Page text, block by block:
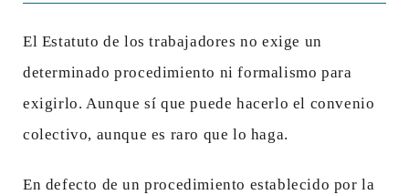
El Estatuto de los trabajadores no exige un
determinado procedimiento ni formalismo para
exigirlo. Aunque sí que puede hacerlo el convenio
colectivo, aunque es raro que lo haga.
En defecto de un procedimiento establecido por la